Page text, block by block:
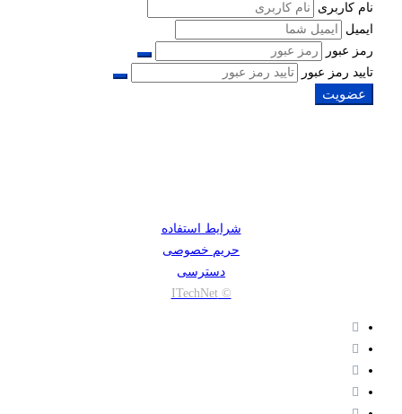
نام کاربری
ایمیل
رمز عبور
تایید رمز عبور
عضویت
شرایط استفاده
حریم خصوصی
دسترسی
© ITechNet